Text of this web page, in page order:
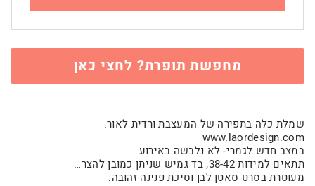
מחפשת תופרת? לחצי כאן
שמלת כלה בתפירה של המעצבת ורדית לאור.
www.laordesign.com
במצב חדש לגמרי- לא נלבשה באירוע.
תתאים למידות 38-42, בד גמיש שניתן כמובן להצר…
מעוטרת בסרט סאטן לבן וסיכת פנינה זהובה.